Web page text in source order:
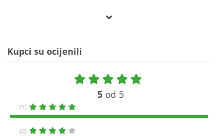
Kupci su ocijenili
5 od 5
(1)
(0)